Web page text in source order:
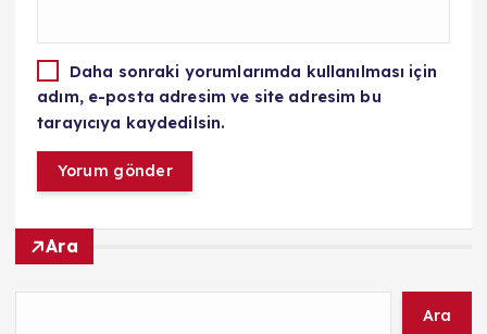
Daha sonraki yorumlarımda kullanılması için
adım, e-posta adresim ve site adresim bu
tarayıcıya kaydedilsin.
Ara
Ara